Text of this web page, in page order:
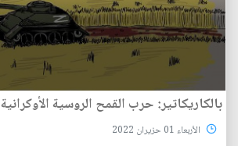
بالكاريكاتير: حرب القمح الروسية الأوكرانية
الأربعاء 01 حزيران 2022